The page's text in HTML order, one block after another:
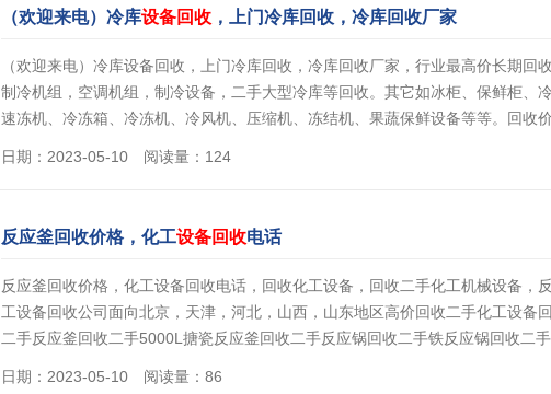
（欢迎来电）冷库设备回收 ，上门冷库回收，冷库回收厂家
（欢迎来电）冷库设备回收，上门冷库回收，冷库回收厂家，行业最高价长期回
制冷机组，空调机组，制冷设备，二手大型冷库等回收。其它如冰柜、保鲜柜、
速冻机、冷冻箱、冷冻机、冷风机、压缩机、冻结机、果蔬保鲜设备等等。回收
日期：2023-05-10 阅读量：124
反应釜回收价格，化工设备回收电话
反应釜回收价格，化工设备回收电话，回收化工设备，回收二手化工机械设备，
工设备回收公司面向北京，天津，河北，山西，山东地区高价回收二手化工设备
二手反应釜回收二手5000L搪瓷反应釜回收二手反应锅回收二手铁反应锅回收二
日期：2023-05-10 阅读量：86